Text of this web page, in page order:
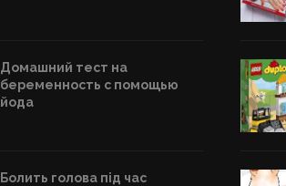
Домашний тест на
беременность с помощью
йода
Болить голова під час